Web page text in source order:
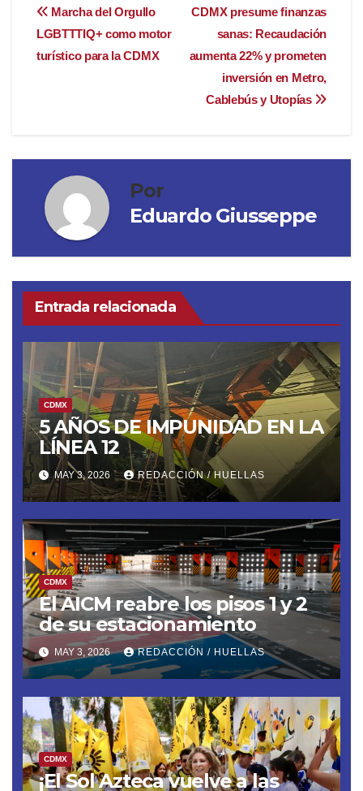
Navegación
de
CDMX presume finanzas
sanas: Recaudación
aumenta 22% y prometen
inversión en Metro,
Cablebús y Utopías
Marcha del Orgullo
LGBTTTIQ+ como motor
turístico para la CDMX
Por
Eduardo Giusseppe
Entrada relacionada
CDMX
5 AÑOS DE IMPUNIDAD EN LA
LÍNEA 12
MAY 3, 2026 REDACCIÓN / HUELLAS
CDMX
El AICM reabre los pisos 1 y 2
de su estacionamiento
MAY 3, 2026 REDACCIÓN / HUELLAS
CDMX
¡El Sol Azteca vuelve a las